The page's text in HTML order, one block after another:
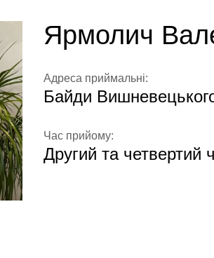
Ярмолич
Адреса приймальні:
Байди
Час прийому:
Другий та четвертий